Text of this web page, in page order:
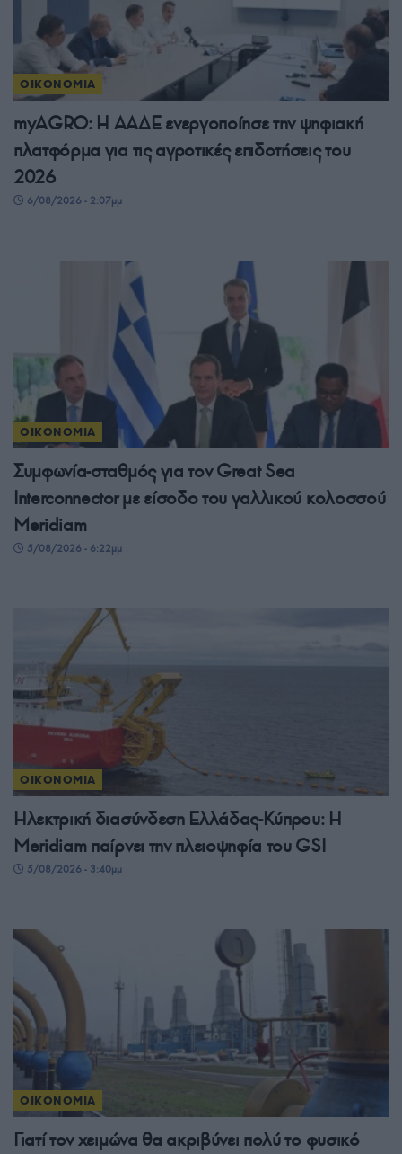
ΟΙΚΟΝΟΜΙΑ
myAGRO: Η ΑΑΔΕ ενεργοποίησε την ψηφιακή
πλατφόρμα για τις αγροτικές επιδοτήσεις του
2026
6/08/2026 - 2:07μμ
ΟΙΚΟΝΟΜΙΑ
Συμφωνία-σταθμός για τον Great Sea
Interconnector με είσοδο του γαλλικού κολοσσού
Meridiam
5/08/2026 - 6:22μμ
ΟΙΚΟΝΟΜΙΑ
Ηλεκτρική διασύνδεση Ελλάδας-Κύπρου: Η
Meridiam παίρνει την πλειοψηφία του GSI
5/08/2026 - 3:40μμ
ΟΙΚΟΝΟΜΙΑ
Γιατί τον χειμώνα θα ακριβύνει πολύ το φυσικό